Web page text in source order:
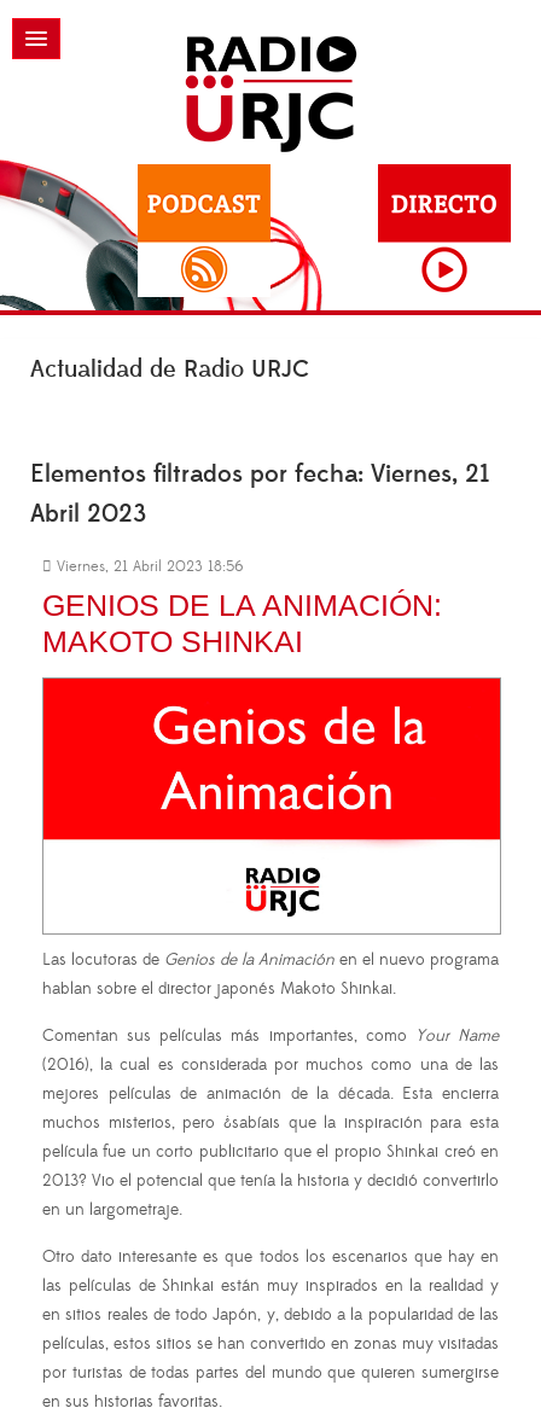
Actualidad de Radio URJC
Elementos filtrados por fecha: Viernes, 21
Abril 2023
Viernes, 21 Abril 2023 18:56
GENIOS DE LA ANIMACIÓN:
MAKOTO SHINKAI
Las locutoras de Genios de la Animación en el nuevo programa
hablan sobre el director japonés Makoto Shinkai.
Comentan sus películas más importantes, como Your Name
(2016), la cual es considerada por muchos como una de las
mejores películas de animación de la década. Esta encierra
muchos misterios, pero ¿sabíais que la inspiración para esta
película fue un corto publicitario que el propio Shinkai creó en
2013? Vio el potencial que tenía la historia y decidió convertirlo
en un largometraje.
Otro dato interesante es que todos los escenarios que hay en
las películas de Shinkai están muy inspirados en la realidad y
en sitios reales de todo Japón, y, debido a la popularidad de las
películas, estos sitios se han convertido en zonas muy visitadas
por turistas de todas partes del mundo que quieren sumergirse
en sus historias favoritas.